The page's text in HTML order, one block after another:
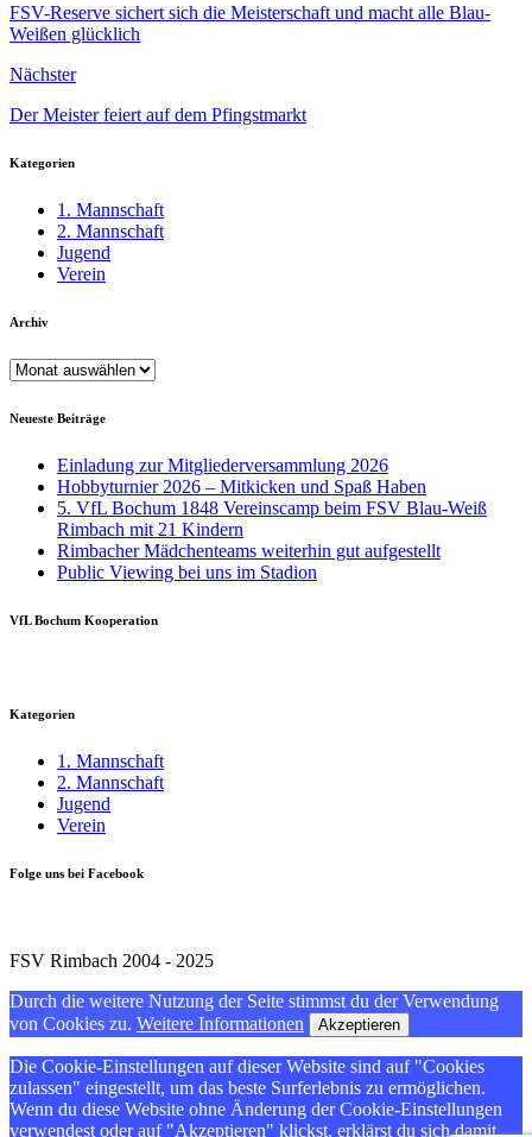
FSV-Reserve sichert sich die Meisterschaft und macht alle Blau-
Weißen glücklich
Nächster
Der Meister feiert auf dem Pfingstmarkt
Kategorien
1. Mannschaft
2. Mannschaft
Jugend
Verein
Archiv
Archiv
Neueste Beiträge
Einladung zur Mitgliederversammlung 2026
Hobbyturnier 2026 – Mitkicken und Spaß Haben
5. VfL Bochum 1848 Vereinscamp beim FSV Blau-Weiß
Rimbach mit 21 Kindern
Rimbacher Mädchenteams weiterhin gut aufgestellt
Public Viewing bei uns im Stadion
VfL Bochum Kooperation
Kategorien
1. Mannschaft
2. Mannschaft
Jugend
Verein
Folge uns bei Facebook
FSV Rimbach 2004 - 2025
Durch die weitere Nutzung der Seite stimmst du der Verwendung
von Cookies zu. Weitere Informationen Akzeptieren
Die Cookie-Einstellungen auf dieser Website sind auf "Cookies
zulassen" eingestellt, um das beste Surferlebnis zu ermöglichen.
Wenn du diese Website ohne Änderung der Cookie-Einstellungen
verwendest oder auf "Akzeptieren" klickst, erklärst du sich damit